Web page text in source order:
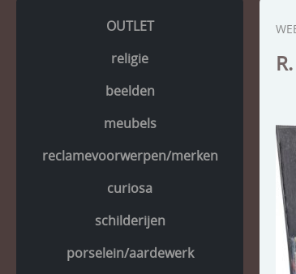
OUTLET
religie
beelden
meubels
reclamevoorwerpen/merken
curiosa
schilderijen
porselein/aardewerk